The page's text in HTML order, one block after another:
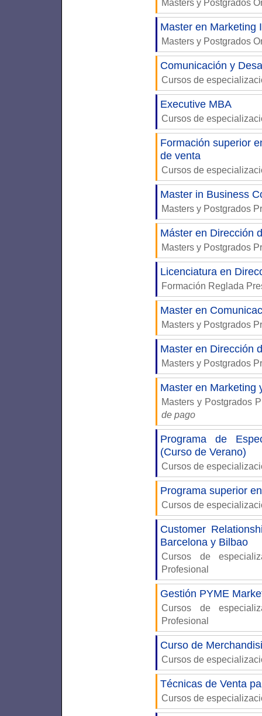
Masters y Postgrados
Master en Marketing
Masters y Postgrados
Comunicación y
Cursos de
Executive MBA
Cursos de
Formación superior
de venta
Cursos de
Master in Business
Masters y Postgrados
Máster en Dirección
Masters y Postgrados
Licenciatura en
Formación Reglada
Master en
Masters y Postgrados
Master en Dirección
Masters y Postgrados
Master en Marketing
Masters y Postgrados
de pago
Programa de
(Curso de Verano)
Cursos de
Programa superior
Cursos de
Customer
Barcelona y Bilbao
Cursos de
Profesional
Gestión PYME
Cursos de
Profesional
Curso de
Cursos de
Técnicas de Venta
Cursos de